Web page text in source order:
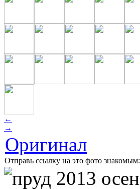
←
→
Оригинал
Отправь ссылку на это фото знакомым: